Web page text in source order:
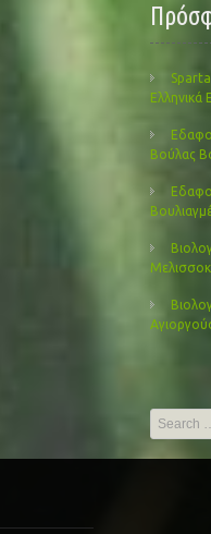
Ελληνικά
Βούλας
Search
for: